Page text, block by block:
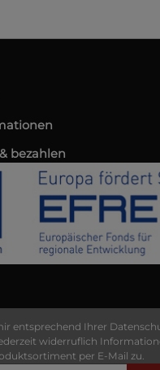
bezahlen
entsprechend Ihrer
widerruflich
per E-Mail zu.